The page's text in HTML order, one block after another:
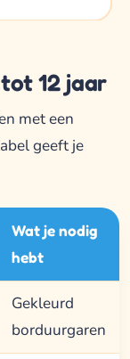
12 jaar
met een
geeft je
Wat je nodig
hebt
Gekleurd
borduurgaren